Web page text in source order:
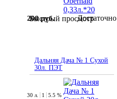
Быстрый просмотр
208 руб. Достаточно
Дальняя Дача № 1 Сухой
30л. ПЭТ
30 л. 1 5.5 %